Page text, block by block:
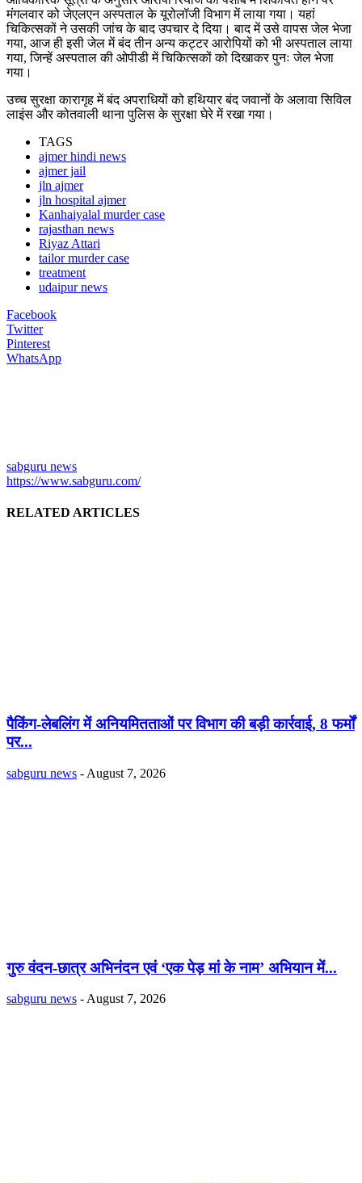
मंगलवार को जेएलएन अस्पताल के यूरोलॉजी विभाग में लाया गया। यहां
चिकित्सकों ने उसकी जांच के बाद उपचार दे दिया। बाद में उसे वापस जेल भेजा
गया, आज ही इसी जेल में बंद तीन अन्य कट्टर आरोपियों को भी अस्पताल लाया
गया, जिन्हें अस्पताल की ओपीडी में चिकित्सकों को दिखाकर पुनः जेल भेजा
गया।
उच्च सुरक्षा कारागृह में बंद अपराधियों को हथियार बंद जवानों के अलावा सिविल
लाइंस और कोतवाली थाना पुलिस के सुरक्षा घेरे में रखा गया।
TAGS
ajmer hindi news
ajmer jail
jln ajmer
jln hospital ajmer
Kanhaiyalal murder case
rajasthan news
Riyaz Attari
tailor murder case
treatment
udaipur news
Facebook
Twitter
Pinterest
WhatsApp
sabguru news
https://www.sabguru.com/
RELATED ARTICLES
पैकिंग-लेबलिंग में अनियमितताओं पर विभाग की बड़ी कार्रवाई, 8 फर्मों
पर...
sabguru news - August 7, 2026
गुरु वंदन-छात्र अभिनंदन एवं ‘एक पेड़ मां के नाम’ अभियान में...
sabguru news - August 7, 2026